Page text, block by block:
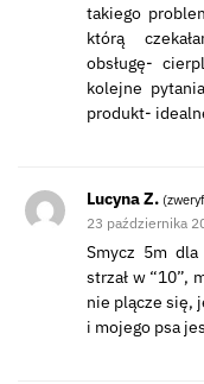
takiego
którą
obsługę-
kolejne
produkt-
Lucyna Z.
23 października
Smycz 5m dla
strzał w “10”,
nie plącze się,
i mojego psa